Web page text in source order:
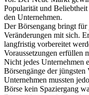
Popularität und
den Unternehmen.
Der Börsengang bringt für
Veränderungen mit sich.
langfristig vorbereitet
Voraussetzungen erfüllen
Nicht jedes Unternehmen
Börsengänge der
Unternehmen mussten
Börse kein Spaziergang